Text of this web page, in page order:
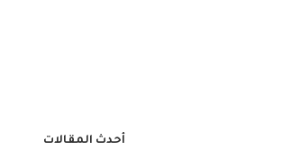
أحدث المقالات